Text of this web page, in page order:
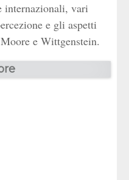
internazionali, vari
e gli aspetti
e Wittgenstein.